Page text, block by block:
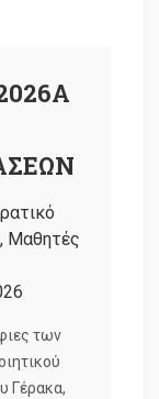
, Μαθητές
των
Γέρακα,